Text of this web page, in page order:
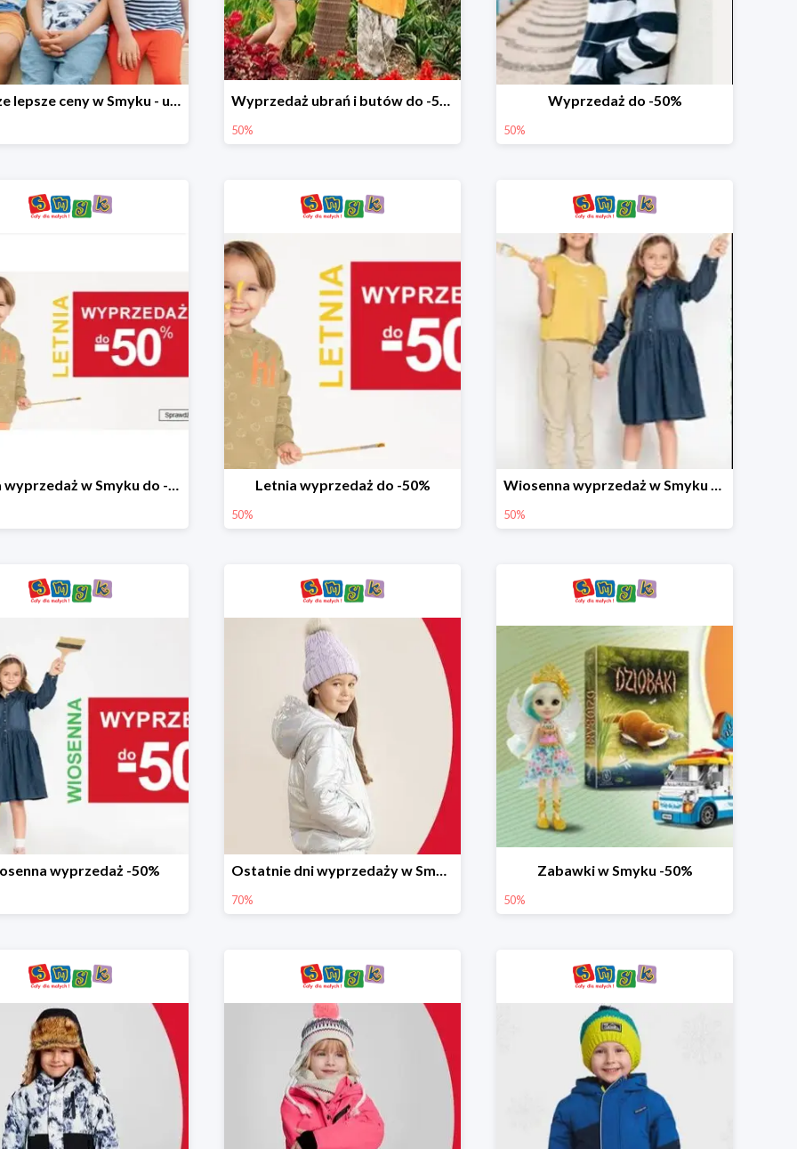
Jeszcze lepsze ceny w Smyku - ubrania i buty do -70% Wyprzedaż ubrań i butów do -50%
50%
Wyprzedaż do -50%
50%
Letnia wyprzedaż w Smyku do -50% Letnia wyprzedaż do -50%
50%
Wiosenna wyprzedaż w Smyku do -50%
50%
wyprzedaż -50% Ostatnie dni wyprzedaży w Smyku do -70%
70%
Zabawki w Smyku -50%
50%